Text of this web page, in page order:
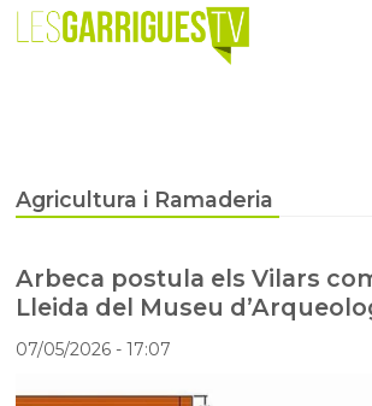
Agricultura i Ramaderia
Arbeca postula els Vilars
Lleida del Museu
07/05/2026- 17:07